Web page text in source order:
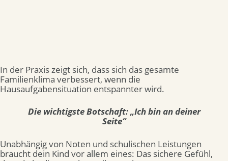
In der Praxis zeigt sich, dass sich das gesamte
Familienklima verbessert, wenn die
Hausaufgabensituation entspannter wird.
Die wichtigste Botschaft: „Ich bin an deiner
Seite“
Unabhängig von Noten und schulischen Leistungen
braucht dein Kind vor allem eines: Das sichere Gefühl,